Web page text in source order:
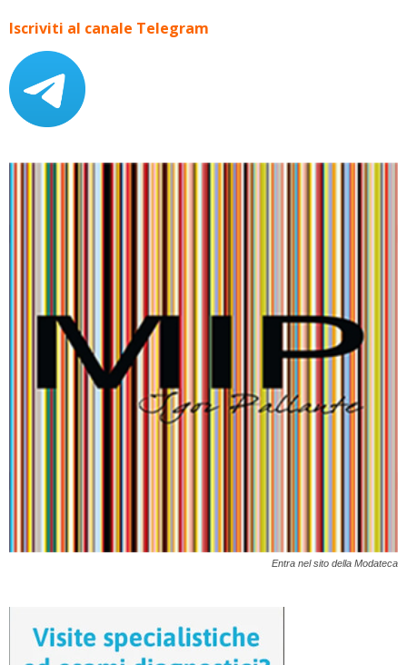
Iscriviti al canale Telegram
Entra nel sito della Modateca